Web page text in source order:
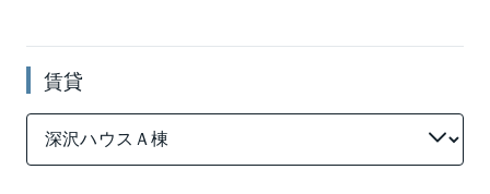
賃貸